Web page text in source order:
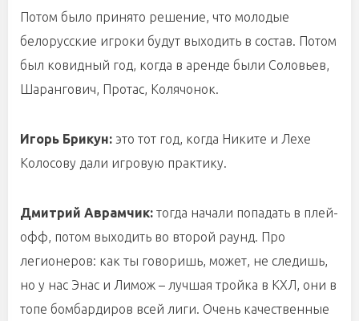
Потом было принято решение, что молодые
белорусские игроки будут выходить в состав. Потом
был ковидный год, когда в аренде были Соловьев,
Шарангович, Протас, Колячонок.
Игорь Брикун: это тот год, когда Никите и Лехе
Колосову дали игровую практику.
Дмитрий Аврамчик: тогда начали попадать в плей-
офф, потом выходить во второй раунд. Про
легионеров: как ты говоришь, может, не следишь,
но у нас Энас и Лимож – лучшая тройка в КХЛ, они в
топе бомбардиров всей лиги. Очень качественные